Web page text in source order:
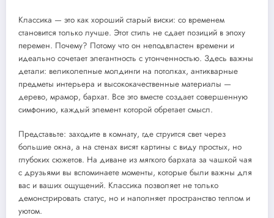
Классика — это как хороший старый виски: со временем
становится только лучше. Этот стиль не сдает позиций в эпоху
перемен. Почему? Потому что он неподвластен времени и
идеально сочетает элегантность с утонченностью. Здесь важны
детали: великолепные молдинги на потолках, антикварные
предметы интерьера и высококачественные материалы —
дерево, мрамор, бархат. Все это вместе создает совершенную
симфонию, каждый элемент которой обретает смысл.
Представьте: заходите в комнату, где струится свет через
большие окна, а на стенах висят картины с виду простых, но
глубоких сюжетов. На диване из мягкого бархата за чашкой чая
с друзьями вы вспоминаете моменты, которые были важны для
вас и ваших ощущений. Классика позволяет не только
демонстрировать статус, но и наполняет пространство теплом и
уютом.